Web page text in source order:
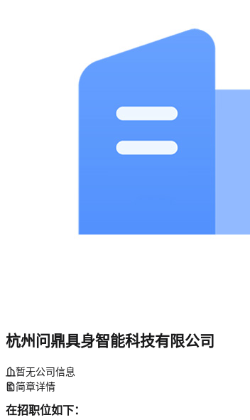
杭州问鼎具身智能科技有限公司
暂无公司信息
简章详情
在招职位如下：